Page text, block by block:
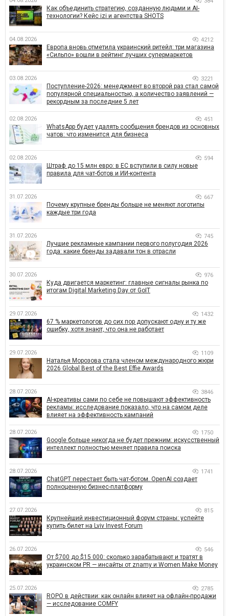
Как объединить стратегию, созданную людьми и AI-
технологии? Кейс izi и агентства SHOTS
04.08.2026 4212
Европа вновь отметила украинский ритейл: три магазина
«Сильпо» вошли в рейтинг лучших супермаркетов
03.08.2026 3221
Поступление-2026: менеджмент во второй раз стал самой
популярной специальностью, а количество заявлений —
рекордным за последние 5 лет
02.08.2026 451
WhatsApp будет удалять сообщения брендов из основных
чатов: что изменится для бизнеса
02.08.2026 594
Штраф до 15 млн евро: в ЕС вступили в силу новые
правила для чат-ботов и ИИ-контента
31.07.2026 667
Почему крупные бренды больше не меняют логотипы
каждые три года
31.07.2026 745
Лучшие рекламные кампании первого полугодия 2026
года: какие бренды задавали тон в отрасли
30.07.2026 976
Куда двигается маркетинг: главные сигналы рынка по
итогам Digital Marketing Day от GoIT
29.07.2026 1432
67 % маркетологов до сих пор допускают одну и ту же
ошибку, хотя знают, что она не работает
29.07.2026 1109
Наталья Морозова стала членом международного жюри
2026 Global Best of the Best Effie Awards
28.07.2026 3846
AI-креативы сами по себе не повышают эффективность
рекламы: исследование показало, что на самом деле
влияет на эффективность кампаний
28.07.2026 1750
Google больше никогда не будет прежним: искусственный
интеллект полностью меняет правила поиска
28.07.2026 1741
ChatGPT перестает быть чат-ботом. OpenAI создает
полноценную бизнес-платформу
27.07.2026 815
Крупнейший инвестиционный форум страны: успейте
купить билет на Lviv Invest Forum
26.07.2026 546
От $700 до $15 000: сколько зарабатывают и тратят в
украинском PR — инсайты от znamy и Women Make Money
25.07.2026 2785
ROPO в действии: как онлайн влияет на офлайн-продажи
— исследование COMFY